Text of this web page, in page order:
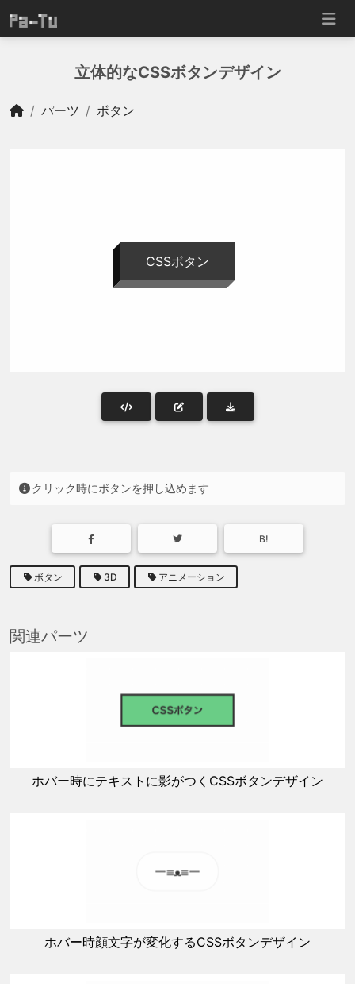
立体的なCSSボタンデザイン
パーツ ボタン
クリック時にボタンを押し込めます
B!
ボタン 3D アニメーション
関連パーツ
ホバー時にテキストに影がつくCSSボタンデザイン
ホバー時顔文字が変化するCSSボタンデザイン